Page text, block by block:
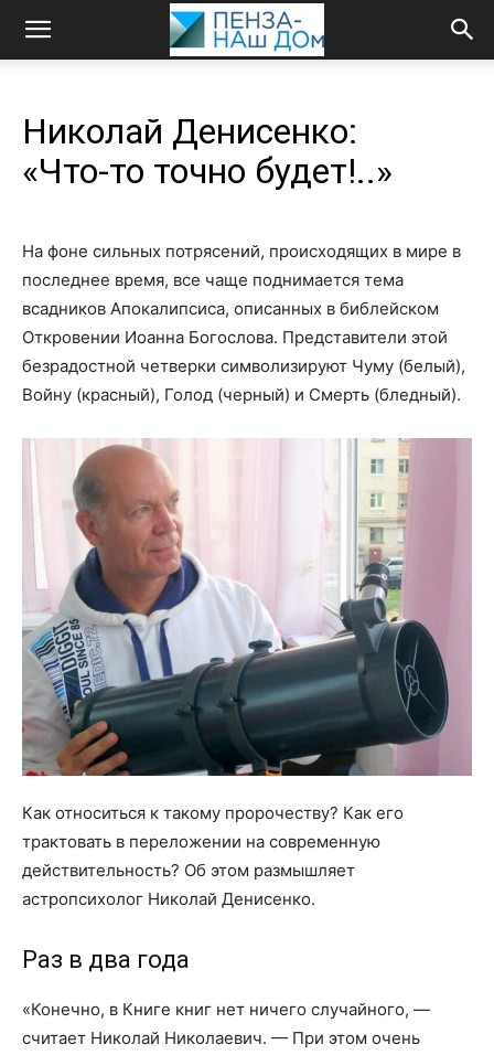
Николай Денисенко:
«Что‑то точно будет!..»
На фоне сильных потрясений, происходящих в мире в
последнее время, все чаще поднимается тема
всадников Апокалипсиса, описанных в библейском
Откровении Иоанна Богослова. Представители этой
безрадостной четверки символизируют Чуму (белый),
Войну (красный), Голод (черный) и Смерть (бледный).
Как относиться к такому пророчеству? Как его
трактовать в переложении на современную
действительность? Об этом размышляет
астропсихолог Николай Денисенко.
Раз в два года
«Конечно, в Книге книг нет ничего случайного, —
считает Николай Николаевич. — При этом очень